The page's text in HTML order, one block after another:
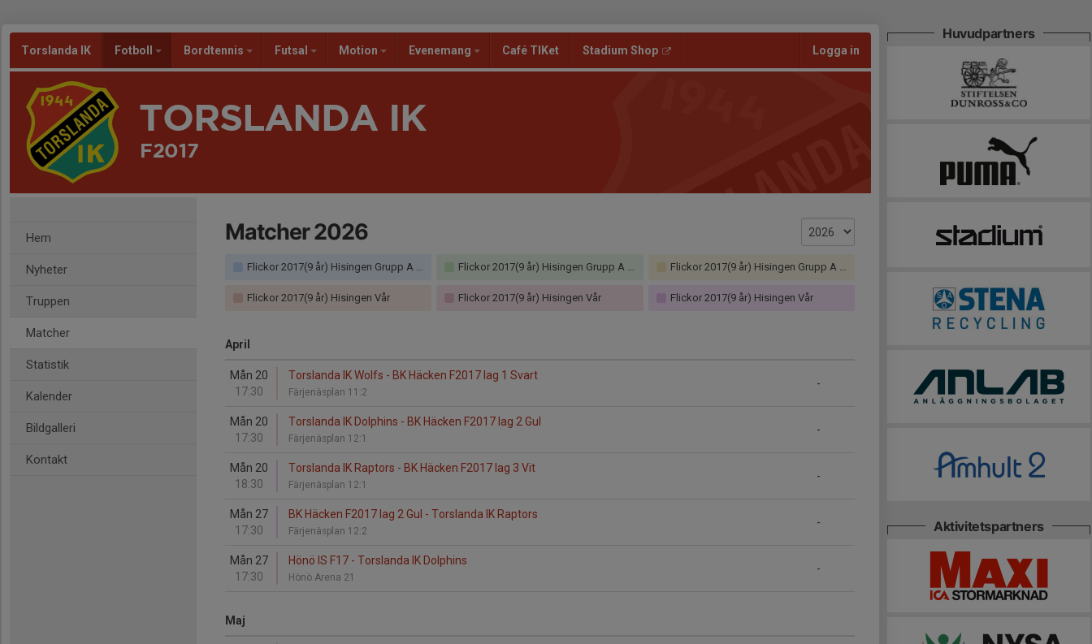
Torslanda IK Fotboll Bordtennis Futsal Motion Evenemang Café TIKet Stadium Shop Logga in
TORSLANDA IK
F2017
Hem
Nyheter
Truppen
Matcher
Statistik
Kalender
Bildgalleri
Kontakt
Matcher 2026
Flickor 2017(9 år) Hisingen Grupp A Höst Flickor 2017(9 år) Hisingen Grupp A Höst Flickor 2017(9 år) Hisingen Grupp A Höst
Flickor 2017(9 år) Hisingen Vår Flickor 2017(9 år) Hisingen Vår Flickor 2017(9 år) Hisingen Vår
April
Mån 20
17:30
-
Torslanda IK Wolfs - BK Häcken F2017 lag 1 Svart
Färjenäsplan 11:2
Mån 20
17:30
-
Torslanda IK Dolphins - BK Häcken F2017 lag 2 Gul
Färjenäsplan 12:1
Mån 20
18:30
-
Torslanda IK Raptors - BK Häcken F2017 lag 3 Vit
Färjenäsplan 12:1
Mån 27
17:30
-
BK Häcken F2017 lag 2 Gul - Torslanda IK Raptors
Färjenäsplan 12:2
Mån 27
17:30
-
Hönö IS F17 - Torslanda IK Dolphins
Hönö Arena 21
Maj
Huvudpartners
Aktivitetspartners